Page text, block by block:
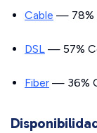
Cable — 78%
DSL — 57%
Fiber — 36%